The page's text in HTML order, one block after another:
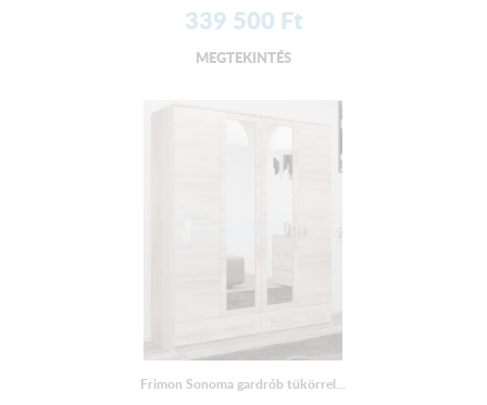
339 500 Ft
MEGTEKINTÉS
Frimon Sonoma gardrób tükörrel...